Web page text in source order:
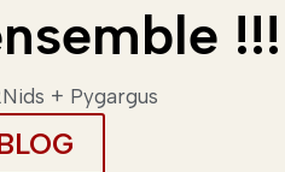
!!!
+ Pygargus